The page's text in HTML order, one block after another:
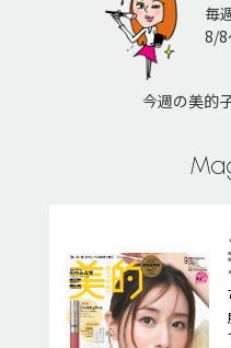
毎
8/8
今週の美的